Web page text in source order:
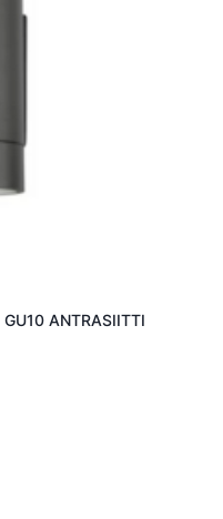
ANTRASIITTI